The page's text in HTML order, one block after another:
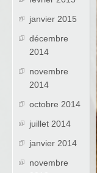
janvier 2015
décembre
2014
novembre
2014
octobre 2014
juillet 2014
janvier 2014
novembre